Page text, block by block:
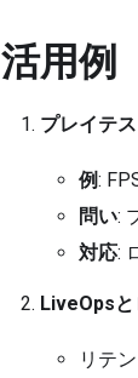
活用例
プレイテ
例:
問い:
対応:
LiveOps
リテ